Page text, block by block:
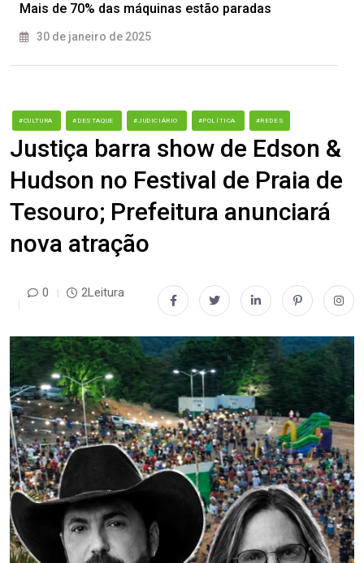
Mais de 70% das máquinas estão paradas
30 de janeiro de 2025
#CULTURA #DESTAQUE #JUDICIÁRIO #POLÍTICA #REDES
Justiça barra show de Edson &
Hudson no Festival de Praia de
Tesouro; Prefeitura anunciará
nova atração
0 2Leitura